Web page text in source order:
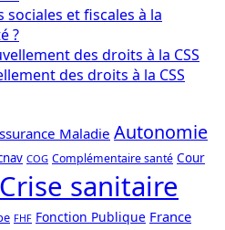
sociales et fiscales à la
?
des droits à la CSS
Maladie Autonomie
COG Complémentaire santé Cour
Crise sanitaire
FHF Fonction Publique France